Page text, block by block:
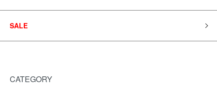
SALE
CATEGORY